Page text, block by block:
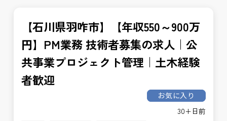
【石川県羽咋市】【年収550～900万
円】PM業務 技術者募集の求人｜公
共事業プロジェクト管理｜土木経験
者歓迎
お気に入り
30+日前